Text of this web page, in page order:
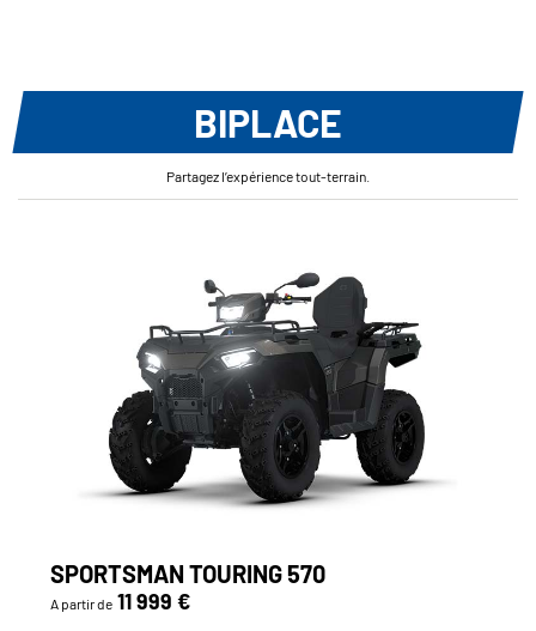
BIPLACE
Partagez l’expérience tout-terrain.
SPORTSMAN TOURING 570
A partir de 11 999 €